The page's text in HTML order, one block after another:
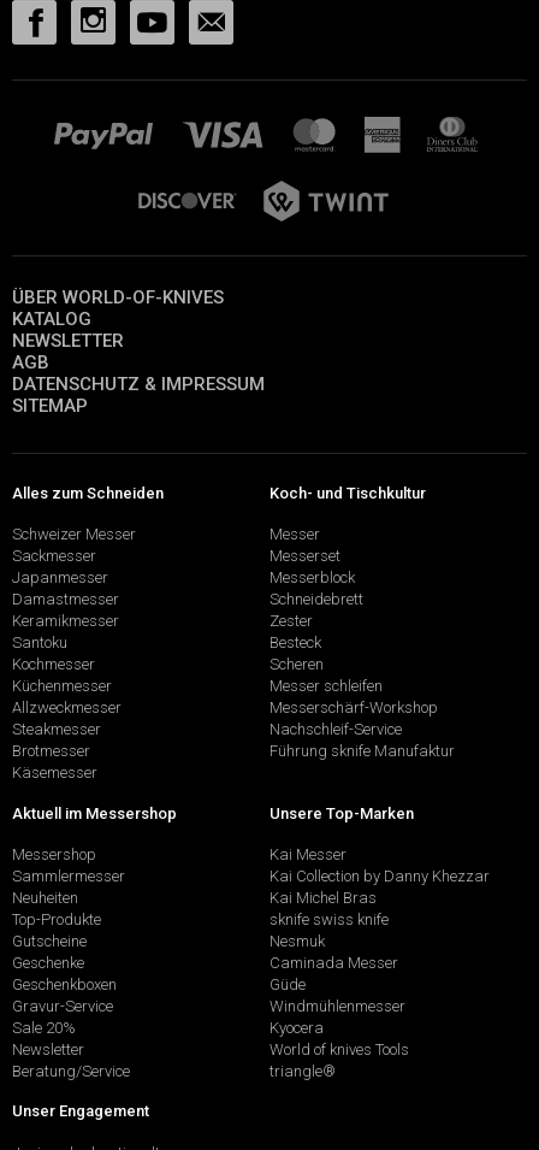
ÜBER WORLD-OF-KNIVES
KATALOG
NEWSLETTER
AGB
DATENSCHUTZ & IMPRESSUM
SITEMAP
Alles zum Schneiden
Schweizer Messer
Sackmesser
Japanmesser
Damastmesser
Keramikmesser
Santoku
Kochmesser
Küchenmesser
Allzweckmesser
Steakmesser
Brotmesser
Käsemesser
Koch- und Tischkultur
Messer
Messerset
Messerblock
Schneidebrett
Zester
Besteck
Scheren
Messer schleifen
Messerschärf-Workshop
Nachschleif-Service
Führung sknife Manufaktur
Aktuell im Messershop
Messershop
Sammlermesser
Neuheiten
Top-Produkte
Gutscheine
Geschenke
Geschenkboxen
Gravur-Service
Sale 20%
Newsletter
Beratung/Service
Unsere Top-Marken
Kai Messer
Kai Collection by Danny Khezzar
Kai Michel Bras
sknife swiss knife
Nesmuk
Caminada Messer
Güde
Windmühlenmesser
Kyocera
World of knives Tools
triangle®
Unser Engagement